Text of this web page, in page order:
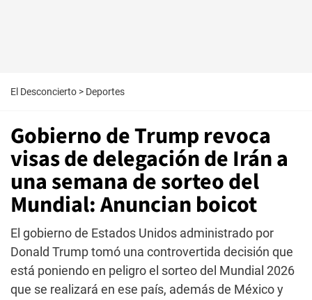
El Desconcierto > Deportes
Gobierno de Trump revoca
visas de delegación de Irán a
una semana de sorteo del
Mundial: Anuncian boicot
El gobierno de Estados Unidos administrado por
Donald Trump tomó una controvertida decisión que
está poniendo en peligro el sorteo del Mundial 2026
que se realizará en ese país, además de México y